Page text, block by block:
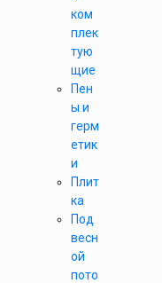
ком
плек
тую
щие
Пен
ы и
герм
етик
и
Плит
ка
Под
весн
ой
пото